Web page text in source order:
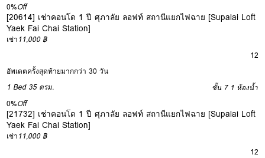
0%Off
[20614] เช่าคอนโด 1 ปี ศุภาลัย ลอฟท์ สถานีแยกไฟฉาย [Supalai Loft
Yaek Fai Chai Station]
เช่า11,000 ฿
12
อัพเดตครั้งสุดท้ายมากกว่า 30 วัน
1 Bed 35 ตรม. ชั้น 7 1 ห้องน้ำ
0%Off
[21732] เช่าคอนโด 1 ปี ศุภาลัย ลอฟท์ สถานีแยกไฟฉาย [Supalai Loft
Yaek Fai Chai Station]
เช่า11,000 ฿
12